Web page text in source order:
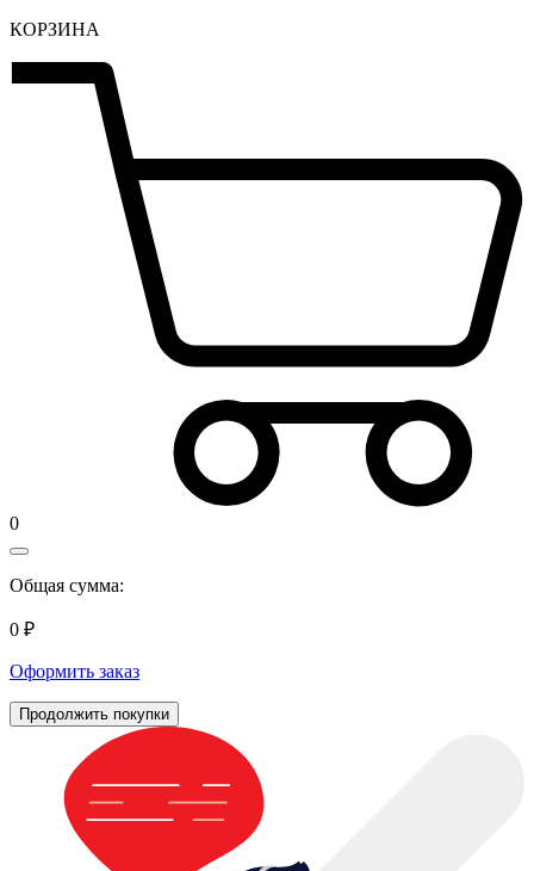
КОРЗИНА
0
Общая сумма:
0 ₽
Оформить заказ
Продолжить покупки